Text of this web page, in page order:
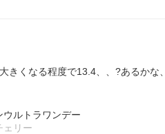
きくなる程度で13.4、、?あるかな
ウルトラワンデー
ェリー